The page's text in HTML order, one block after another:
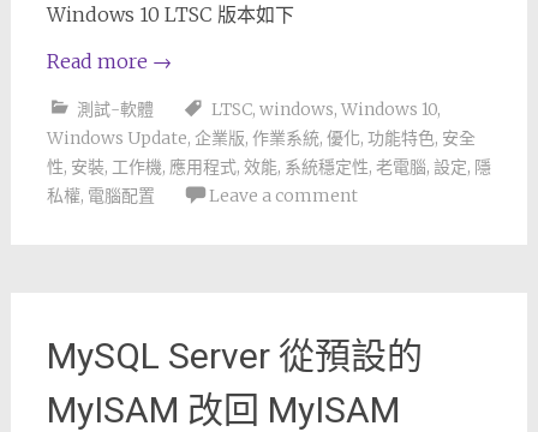
Windows 10 LTSC 版本如下
Read more →
測試-軟體 LTSC, windows, Windows 10,
Windows Update, 企業版, 作業系統, 優化, 功能特色, 安全
性, 安裝, 工作機, 應用程式, 效能, 系統穩定性, 老電腦, 設定, 隱
私權, 電腦配置 Leave a comment
MySQL Server 從預設的
MyISAM 改回 MyISAM